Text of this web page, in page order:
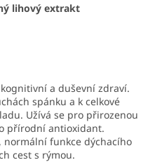
lihový extrakt
a duševní zdraví.
spánku a k celkové
Užívá se pro přirozenou
přírodní antioxidant.
funkce dýchacího
cest s rýmou.